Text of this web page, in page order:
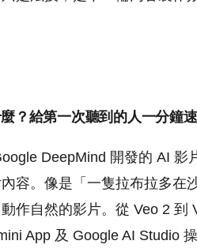
？給第一次聽到的人一分鐘
DeepMind 開發的 AI 影
容。像是「一隻拉布拉多在
作自然的影片。從 Veo 2 到
App 及 Google AI Studio